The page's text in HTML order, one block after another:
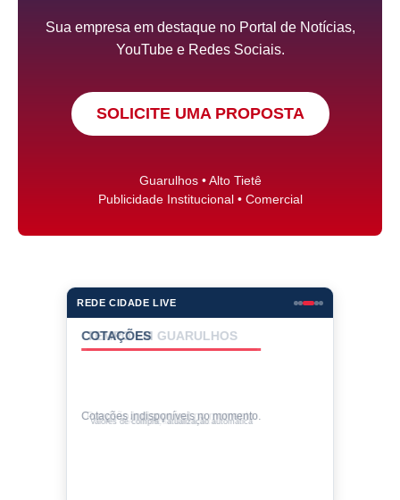
Sua empresa em destaque no Portal de Notícias,
YouTube e Redes Sociais.
SOLICITE UMA PROPOSTA
Guarulhos • Alto Tietê
Publicidade Institucional • Comercial
REDE CIDADE LIVE
COTAÇÕES
Cotações indisponíveis no momento.
Valores de compra • atualização automática